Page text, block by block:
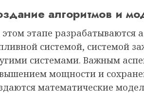
алгоритмов и
этапе разрабатываются
системой, системой
системами. Важным
мощности и
математические